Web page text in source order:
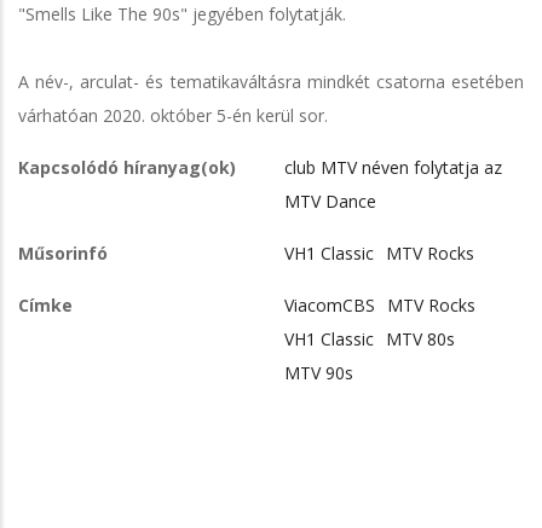
"Smells Like The 90s" jegyében folytatják.
A név-, arculat- és tematikaváltásra mindkét csatorna esetében
várhatóan 2020. október 5-én kerül sor.
Kapcsolódó híranyag(ok)
club MTV néven folytatja az
MTV Dance
Műsorinfó VH1 Classic MTV Rocks
Címke ViacomCBS
MTV Rocks
VH1 Classic MTV 80s
MTV 90s